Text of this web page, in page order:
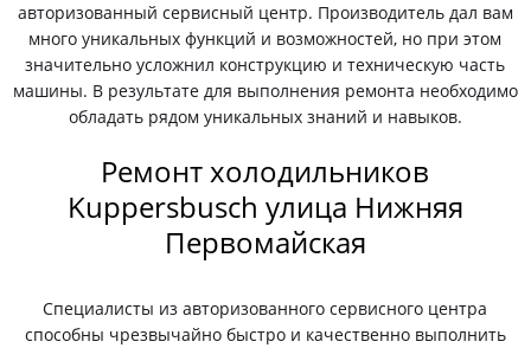
авторизованный сервисный центр. Производитель дал вам
много уникальных функций и возможностей, но при этом
значительно усложнил конструкцию и техническую часть
машины. В результате для выполнения ремонта необходимо
обладать рядом уникальных знаний и навыков.
Ремонт холодильников
Kuppersbusch улица Нижняя
Первомайская
Специалисты из авторизованного сервисного центра
способны чрезвычайно быстро и качественно выполнить